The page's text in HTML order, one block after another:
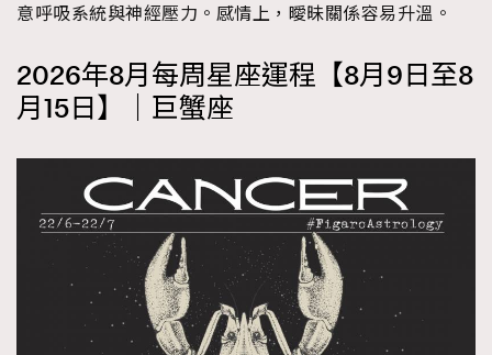
意呼吸系統與神經壓力。感情上，曖昧關係容易升溫。
2026年8月每周星座運程【8月9日至8
月15日】｜巨蟹座